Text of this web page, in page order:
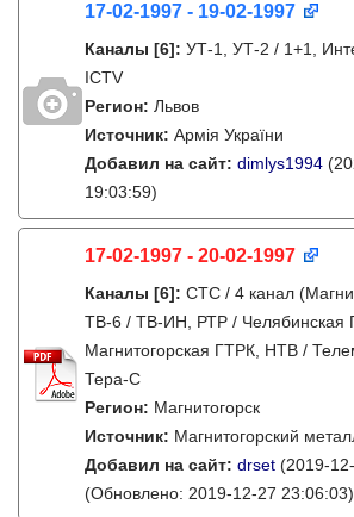
17-02-1997 - 19-02-1997
Каналы [6]: УТ-1, УТ-2 / 1+1,
ICTV
Регион: Львов
Источник: Армія України
Добавил на сайт: dimlys1994
19:03:59)
17-02-1997 - 20-02-1997
Каналы [6]: СТС / 4 канал
ТВ-6 / ТВ-ИН, РТР / Челябинская
Магнитогорская ГТРК, НТВ /
Тера-С
Регион: Магнитогорск
Источник: Магнитогорский
Добавил на сайт: drset (2019-
(Обновлено: 2019-12-27 23:06:03)